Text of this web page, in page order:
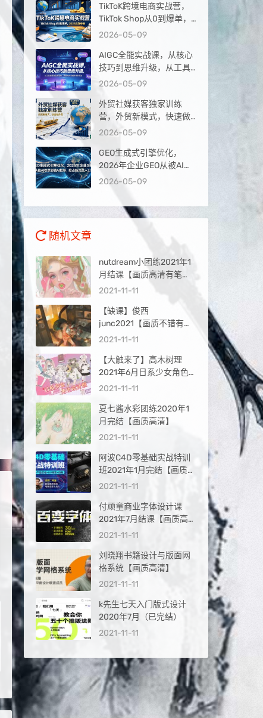
TikToK跨境电商实战营，
TikTok Shop从0到爆单，
2026出海夺金
2026-05-09
AIGC全能实战课，从核心
技巧到思维升级，从工具
应用到实战落地，解锁AI
2026-05-09
外贸社媒获客独家训练
营，外贸新模式，快速做
外贸（更新26年4月）
2026-05-09
GEO生成式引擎优化，
2026年企业GEO从被AI收
录到被AI推荐，抢占新流
2026-05-09
随机文章
nutdream小团练2021年1
月结课【画质高清有笔
刷】
2021-11-11
【缺课】俊西
junc2021【画质不错有笔
刷课件】
2021-11-11
【大触来了】高木树理
2021年6月日系少女角色
设计班已完结【画质高清
2021-11-11
夏七酱水彩团练2020年1
月完结【画质高清】
2021-11-11
阿波C4D零基础实战特训
班2021年1月完结【画质高
清有部分工程文件】
2021-11-11
付顽童商业字体设计课
2021年7月结课【画质高清
有素材】
2021-11-11
刘晓翔书籍设计与版面网
格系统【画质高清】
2021-11-11
k先生七天入门版式设计
2020年7月（已完结）
2021-11-11